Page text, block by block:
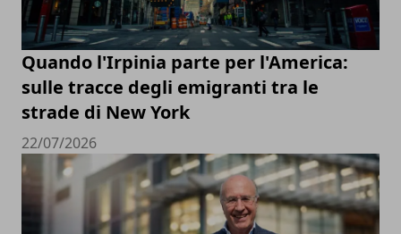
Quando l'Irpinia parte per l'America:
sulle tracce degli emigranti tra le
strade di New York
22/07/2026